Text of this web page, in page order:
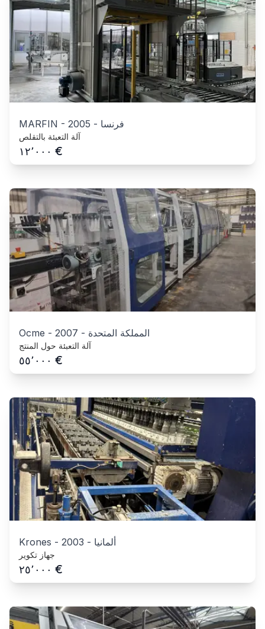
MARFIN - 2005 - فرنسا
آلة التعبئة بالتقلص
١٢٬٠٠٠ €
Ocme - 2007 - المملكة المتحدة
آلة التعبئة حول المنتج
٥٥٬٠٠٠ €
Krones - 2003 - ألمانيا
جهاز تكوير
٢٥٬٠٠٠ €